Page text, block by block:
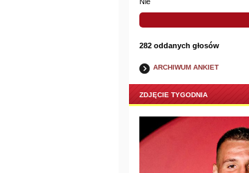
282 oddanych głosów
ARCHIWUM ANKIET
ZDJĘCIE TYGODNIA